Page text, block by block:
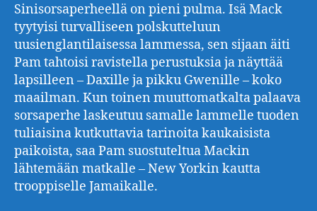
Sinisorsaperheellä on pieni pulma. Isä Mack
tyytyisi turvalliseen polskutteluun
uusienglantilaisessa lammessa, sen sijaan äiti
Pam tahtoisi ravistella perustuksia ja näyttää
lapsilleen – Daxille ja pikku Gwenille – koko
maailman. Kun toinen muuttomatkalta palaava
sorsaperhe laskeutuu samalle lammelle tuoden
tuliaisina kutkuttavia tarinoita kaukaisista
paikoista, saa Pam suostuteltua Mackin
lähtemään matkalle – New Yorkin kautta
trooppiselle Jamaikalle.